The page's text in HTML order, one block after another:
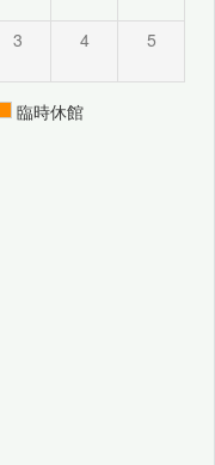
3 4 5
臨時休館